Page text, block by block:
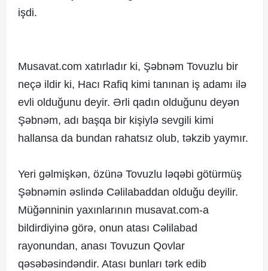
işdi.
Musavat.com xatırladır ki, Şəbnəm Tovuzlu bir
neçə ildir ki, Hacı Rafiq kimi tanınan iş adamı ilə
evli olduğunu deyir. Ərli qadın olduğunu deyən
Şəbnəm, adı başqa bir kişiylə sevgili kimi
hallansa da bundan rahatsız olub, təkzib yaymır.
Yeri gəlmişkən, özünə Tovuzlu ləqəbi götürmüş
Şəbnəmin əslində Cəlilabaddan olduğu deyilir.
Müğənninin yaxınlarının musavat.com-a
bildirdiyinə görə, onun atası Cəlilabad
rayonundan, anası Tovuzun Qovlar
qəsəbəsindəndir. Atası bunları tərk edib